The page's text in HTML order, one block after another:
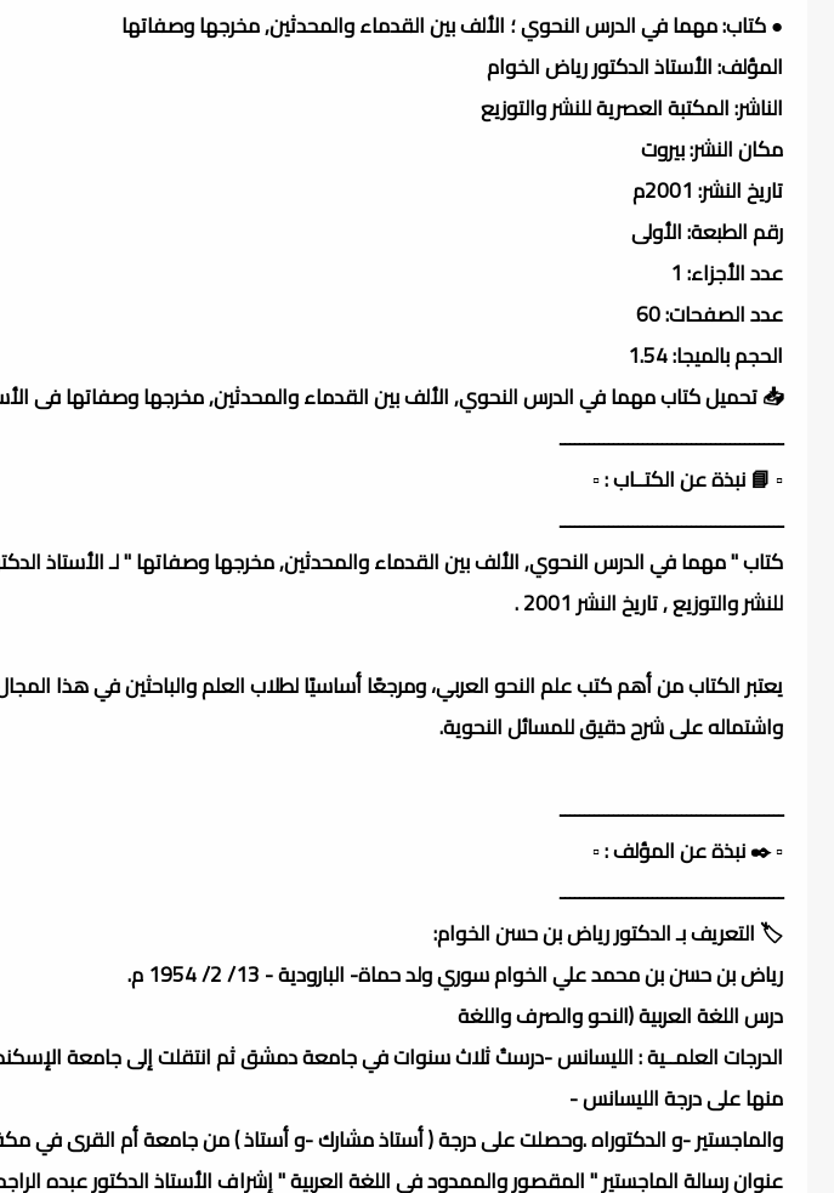
● كتاب: مهما في الدرس النحوي ؛ الألف بين القدماء والمحدثين, مخرجها وصفاتها
المؤلف: الأستاذ الدكتور رياض الخوام
الناشر: المكتبة العصرية للنشر والتوزيع
مكان النشر: بيروت
تاريخ النشر: 2001م
رقم الطبعة: الأولى
عدد الأجزاء: 1
عدد الصفحات: 60
الحجم بالميجا: 1.54
📥 تحميل كتاب مهما في الدرس النحوي, الألف بين القدماء والمحدثين, مخرجها وصفاتها فى
ــــــــــــــــــــــــــــــــــــــــــــــ
▫️ 📘 نبذة عن الكتــاب : ▫️
ــــــــــــــــــــــــــــــــــــــــــــــ
كتاب " مهما في الدرس النحوي, الألف بين القدماء والمحدثين, مخرجها وصفاتها " لـ الأستاذ
للنشر والتوزيع , تاريخ النشر 2001 .
يعتبر الكتاب من أهم كتب علم النحو العربي، ومرجعًا أساسيًا لطلاب العلم والباحثين في هذا
واشتماله على شرح دقيق للمسائل النحوية.
ــــــــــــــــــــــــــــــــــــــــــــــ
▫️ ✒️ نبذة عن المؤلف : ▫️
ــــــــــــــــــــــــــــــــــــــــــــــ
🏷️ التعريف بـ الدكتور رياض بن حسن الخوام:
رياض بن حسن بن محمد علي الخوام سوري ولد حماة- البارودية - 13/ 2/ 1954 م.
درس اللغة العربية (النحو والصرف واللغة
الدرجات العلمــية : الليسانس -درستُ ثلاث سنوات في جامعة دمشق ثم انتقلت إلى جامعة
منها على درجة الليسانس -
والماجستير -و الدكتوراه .وحصلت على درجة ( أستاذ مشارك -و أستاذ ) من جامعة أم القرى في
عنوان رسالة الماجستير " المقصور والممدود في اللغة العربية " إشراف الأستاذ الدكتور عبده